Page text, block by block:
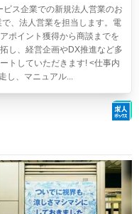
ビス企業での新規法人営業のお
、法人営業を担当します。電
ポイント獲得から商談までを
し、経営企画やDX推進など多
トしていただきます! <仕事内
し、マニュアル...